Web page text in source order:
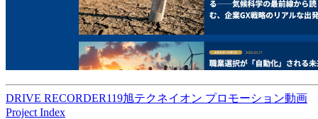
DRIVE RECORDER119旭テクネイオン プロモーション動画
Project Index